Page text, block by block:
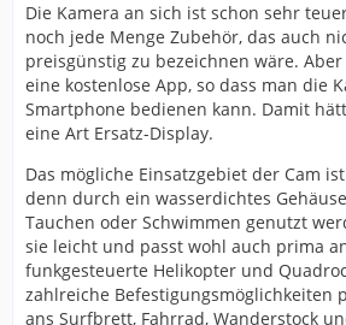
Die Kamera an sich ist schon sehr
noch jede Menge Zubehör, das auch
preisgünstig zu bezeichnen wäre.
eine kostenlose App, so dass man die
Smartphone bedienen kann. Damit
eine Art Ersatz-Display.
Das mögliche Einsatzgebiet der Cam
denn durch ein wasserdichtes
Tauchen oder Schwimmen genutzt
sie leicht und passt wohl auch prima
funkgesteuerte Helikopter und
zahlreiche Befestigungsmöglichkeiten
ans Surfbrett, Fahrrad, Wanderstock